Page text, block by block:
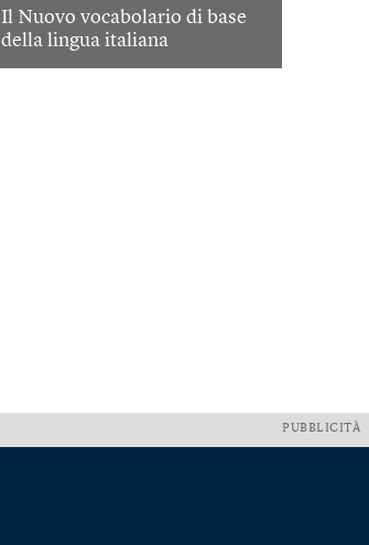
Il Nuovo vocabolario di base
della lingua italiana
PUBBLICITÀ